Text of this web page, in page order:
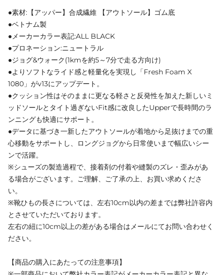
●素材:【アッパー】合成繊維 【アウトソール】ゴム底
●ベトナム製
●メーカーカラー表記:ALL BLACK
●プロネーション:ニュートラル
●ジョグ&ウォーク(1kmを約5～7分で走る方向け)
●よりソフトなライド感と軽量化を実現し「Fresh Foam X
1080」がv13にアップデート。
●クッション性はそのままに更なる軽さと反発性を加えた新しいミ
ッドソールとタイト過ぎないFit感に改良したUpperで長時間のラ
ンニングも快適にサポート。
●データに基づき一新したアウトソールが着地から足抜けまでの重
心移動をサポートし、ロングジョグから日常使いまで幅広いシー
ンで活躍。
※シューズの製造過程で、接着剤の付着や縫製のズレ・歪みがあ
る場合がございます。ご理解、ご了承の上、お買い求めくださ
い。
※靴ひもの長さについては、左右10cm以内の差までは弊社許容内
とさせていただいております。
左右の紐に10cm以上の差がある場合はメールにてお問い合わせく
ださい。
【商品の購入にあたっての注意事項】